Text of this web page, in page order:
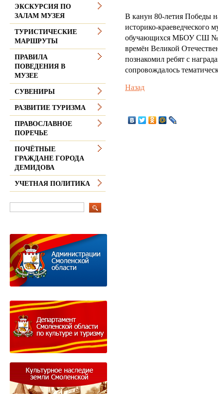
В канун 80-летия Победы
историко-краеведческого
обучающихся МБОУ СШ №
времён Великой
познакомил ребят с
сопровождалось
Назад
ЭКСКУРСИЯ ПО
ЗАЛАМ МУЗЕЯ
ТУРИСТИЧЕСКИЕ
МАРШРУТЫ
ПРАВИЛА
ПОВЕДЕНИЯ В
МУЗЕЕ
СУВЕНИРЫ
РАЗВИТИЕ ТУРИЗМА
ПРАВОСЛАВНОЕ
ПОРЕЧЬЕ
ПОЧЁТНЫЕ
ГРАЖДАНЕ ГОРОДА
ДЕМИДОВА
УЧЕТНАЯ ПОЛИТИКА